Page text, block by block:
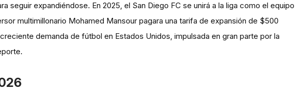
seguir expandiéndose. En 2025, el San Diego FC se unirá a la liga como el equipo
multimillonario Mohamed Mansour pagara una tarifa de expansión de $500
demanda de fútbol en Estados Unidos, impulsada en gran parte por la